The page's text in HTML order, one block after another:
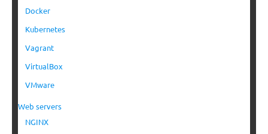
Docker
Kubernetes
Vagrant
VirtualBox
VMware
Web servers
NGINX